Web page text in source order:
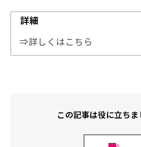
詳細
⇒詳しくはこちら
この記事は役に立ちま